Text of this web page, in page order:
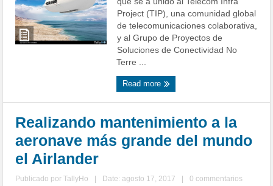
Project (TIP), una comunidad global
de telecomunicaciones colaborativa,
y al Grupo de Proyectos de
Soluciones de Conectividad No
Terre ...
Read more
Realizando mantenimiento a la
aeronave más grande del mundo
el Airlander
Publicado porTallyHo Date: agosto 17, 2017
0 commentarios